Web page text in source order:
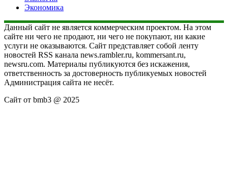
Экономика
Данный сайт не является коммерческим проектом. На этом
сайте ни чего не продают, ни чего не покупают, ни какие
услуги не оказываются. Сайт представляет собой ленту
новостей RSS канала news.rambler.ru, kommersant.ru,
newsru.com. Материалы публикуются без искажения,
ответственность за достоверность публикуемых новостей
Администрация сайта не несёт.
Сайт от bmb3 @ 2025